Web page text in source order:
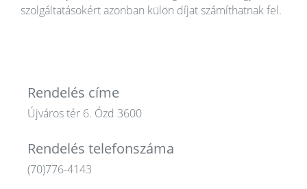
szolgáltatásokért azonban külön díjat számíthatnak fel.
Rendelés címe
Újváros tér 6. Ózd 3600
Rendelés telefonszáma
(70)776-4143